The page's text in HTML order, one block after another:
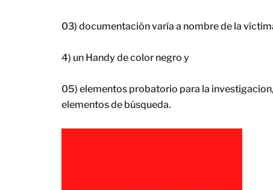
03) documentación varía a nombre de la
4) un Handy de color negro y
05) elementos probatorio para la
elementos de búsqueda.